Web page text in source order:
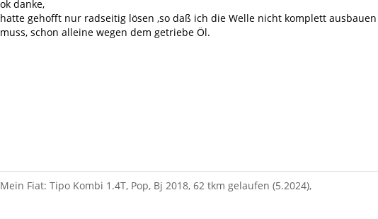
ok danke,
hatte gehofft nur radseitig lösen ,so daß ich die Welle nicht komplett ausbauen
muss, schon alleine wegen dem getriebe Öl.
Mein Fiat: Tipo Kombi 1.4T, Pop, Bj 2018, 62 tkm gelaufen (5.2024),